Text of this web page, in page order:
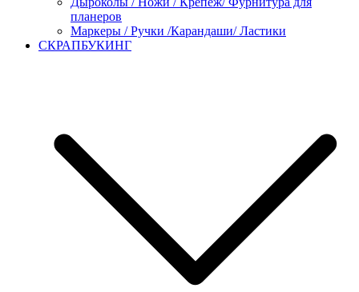
планеров
Маркеры / Ручки /Карандаши/ Ластики
СКРАПБУКИНГ